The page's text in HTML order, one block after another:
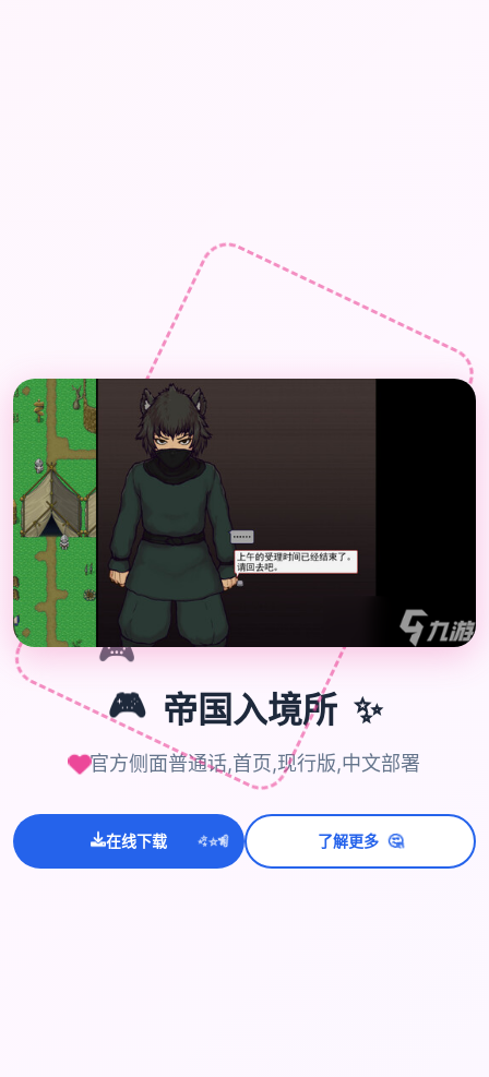
🎮
🎮 帝国入境所 ✨
官方侧面普通话,首页,现行版,中文部署
在线下载 ✨⭐💫 了解更多 🤔